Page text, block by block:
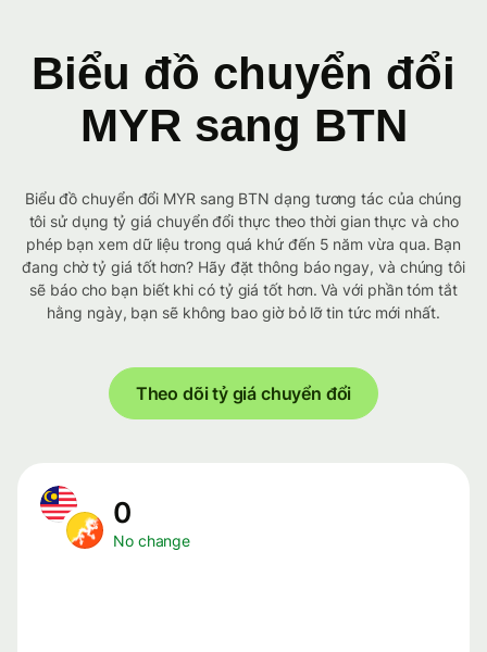
Biểu đồ chuyển đổi
MYR sang BTN
Biểu đồ chuyển đổi MYR sang BTN dạng tương tác của chúng
tôi sử dụng tỷ giá chuyển đổi thực theo thời gian thực và cho
phép bạn xem dữ liệu trong quá khứ đến 5 năm vừa qua. Bạn
đang chờ tỷ giá tốt hơn? Hãy đặt thông báo ngay, và chúng tôi
sẽ báo cho bạn biết khi có tỷ giá tốt hơn. Và với phần tóm tắt
hằng ngày, bạn sẽ không bao giờ bỏ lỡ tin tức mới nhất.
Theo dõi tỷ giá chuyển đổi
0
No change